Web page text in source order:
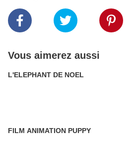
Vous aimerez aussi
L'ELEPHANT DE NOEL
FILM ANIMATION PUPPY